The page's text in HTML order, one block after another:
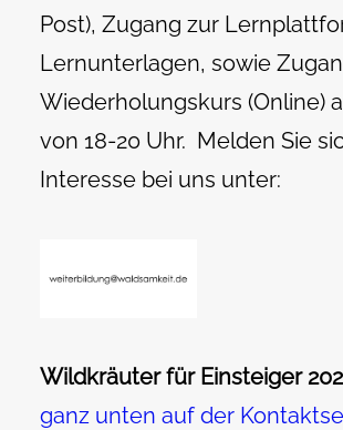
Post), Zugang zur
Lernunterlagen, sowie
Wiederholungskurs (Online)
von 18-20 Uhr. Melden Sie
Interesse bei uns unter:
Wildkräuter für Einsteiger
ganz unten auf der